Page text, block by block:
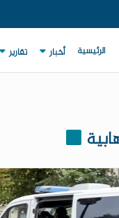
الرئيسية أخبار تقارير